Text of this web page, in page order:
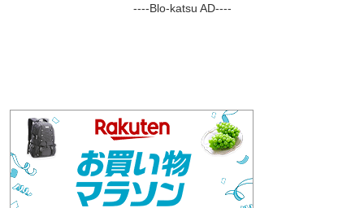
----Blo-katsu AD----